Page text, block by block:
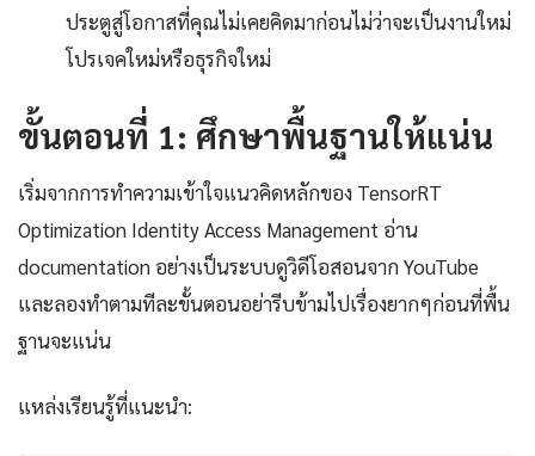
ประตูสู่โอกาสที่คุณไม่เคยคิดมาก่อนไม่ว่าจะเป็นงานใหม่
โปรเจคใหม่หรือธุรกิจใหม่
ขั้นตอนที่ 1: ศึกษาพื้นฐานให้แน่น
เริ่มจากการทำความเข้าใจแนวคิดหลักของ TensorRT
Optimization Identity Access Management อ่าน
documentation อย่างเป็นระบบดูวิดีโอสอนจาก YouTube
และลองทำตามทีละขั้นตอนอย่ารีบข้ามไปเรื่องยากๆก่อนที่พื้น
ฐานจะแน่น
แหล่งเรียนรู้ที่แนะนำ: